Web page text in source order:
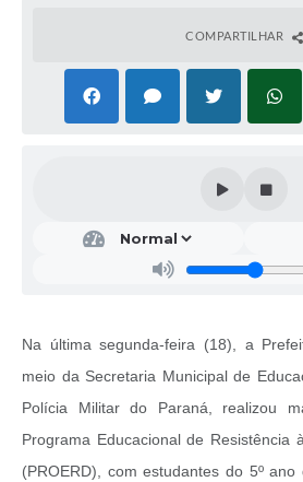
COMPARTILHAR
Na última segunda-feira (18), a
meio da Secretaria Municipal de
Polícia Militar do Paraná, realizou
Programa Educacional de Resistência
(PROERD), com estudantes do 5º